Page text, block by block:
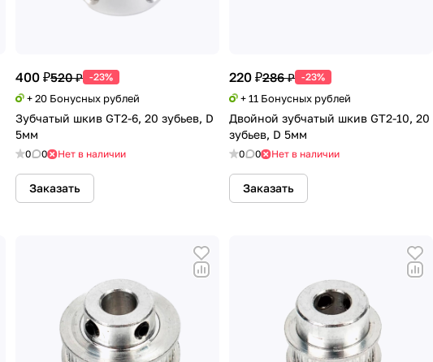
400 ₽520 ₽ -23%
+ 20 Бонусных рублей
Зубчатый шкив GT2-6, 20 зубьев, D
5мм
0 0 Нет в наличии
Заказать
220 ₽286 ₽ -23%
+ 11 Бонусных рублей
Двойной зубчатый шкив GT2-10, 20
зубьев, D 5мм
0 0 Нет в наличии
Заказать